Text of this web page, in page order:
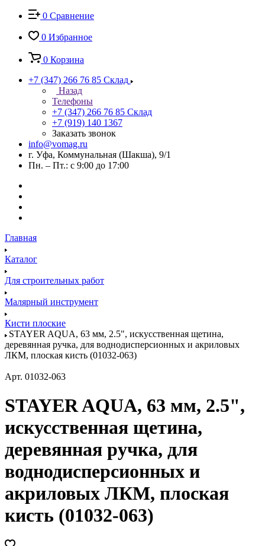
0 Сравнение
0 Избранное
0 Корзина
+7 (347) 266 76 85 Склад
Назад
Телефоны
+7 (347) 266 76 85 Склад
+7 (919) 140 1367
Заказать звонок
info@vomag.ru
г. Уфа, Коммунальная (Шакша), 9/1
Пн. – Пт.: с 9:00 до 17:00
Главная
Каталог
Для строительных работ
Малярный инструмент
Кисти плоские
STAYER AQUA, 63 мм, 2.5", искусственная щетина,
деревянная ручка, для воднодисперсионных и акриловых
ЛКМ, плоская кисть (01032-063)
Арт. 01032-063
STAYER AQUA, 63 мм, 2.5",
искусственная щетина,
деревянная ручка, для
воднодисперсионных и
акриловых ЛКМ, плоская
кисть (01032-063)